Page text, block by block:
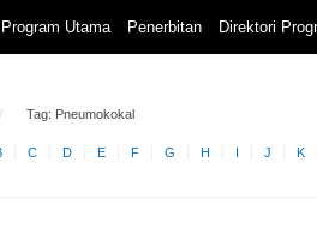
Program Utama Penerbitan Direktori
Tag: Pneumokokal
C D E F G H I J K